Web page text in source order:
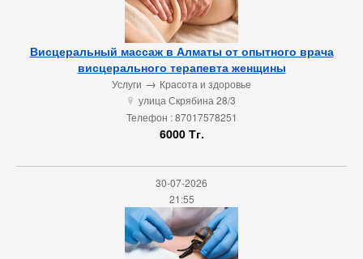
Висцеральный массаж в Алматы от опытного врача
висцерального терапевта женщины
Услуги → Красота и здоровье
u улица Скрябина 28/3
Телефон : 87017578251
6000 Тг.
30-07-2026
21:55